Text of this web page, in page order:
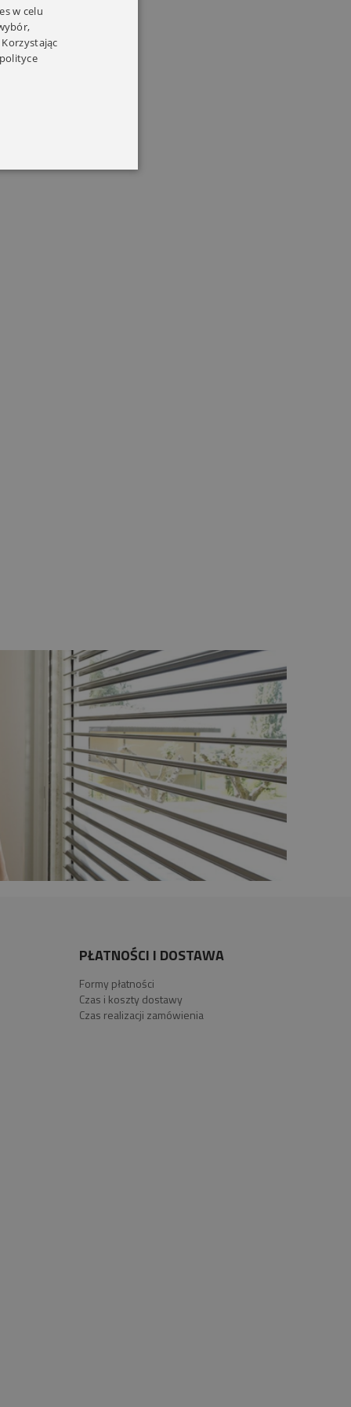
PŁATNOŚCI I DOSTAWA
Formy płatności
Czas i koszty dostawy
Czas realizacji zamówienia
w celu